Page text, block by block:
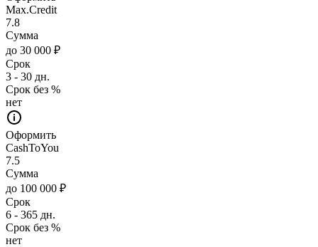
Max.Credit
7.8
Сумма
до 30 000 ₽
Срок
3 - 30 дн.
Срок без %
нет
Оформить
CashToYou
7.5
Сумма
до 100 000 ₽
Срок
6 - 365 дн.
Срок без %
нет